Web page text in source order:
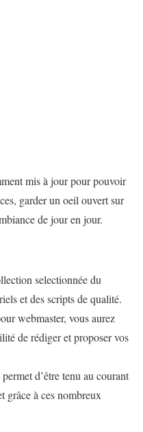
mis à jour pour pouvoir
garder un oeil ouvert sur
de jour en jour.
selectionnée du
et des scripts de qualité.
webmaster, vous aurez
de rédiger et proposer vos
d’être tenu au courant
grâce à ces nombreux